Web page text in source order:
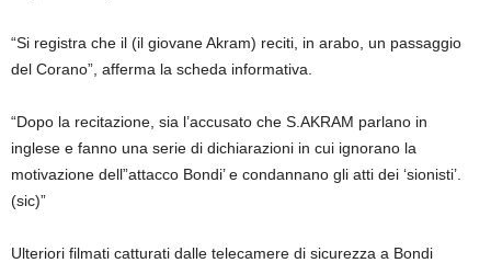
“Si registra che il (il giovane Akram) reciti, in arabo, un passaggio
del Corano”, afferma la scheda informativa.
“Dopo la recitazione, sia l’accusato che S.AKRAM parlano in
inglese e fanno una serie di dichiarazioni in cui ignorano la
motivazione dell”attacco Bondi’ e condannano gli atti dei ‘sionisti’.
(sic)”
Ulteriori filmati catturati dalle telecamere di sicurezza a Bondi